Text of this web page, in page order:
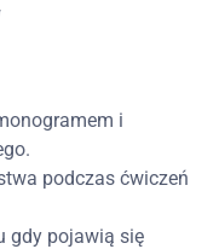
i
podczas ćwiczeń
gdy pojawią się